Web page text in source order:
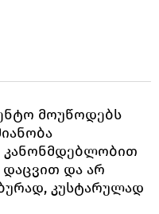
მოუწოდებს
და არ
კუსტარულად